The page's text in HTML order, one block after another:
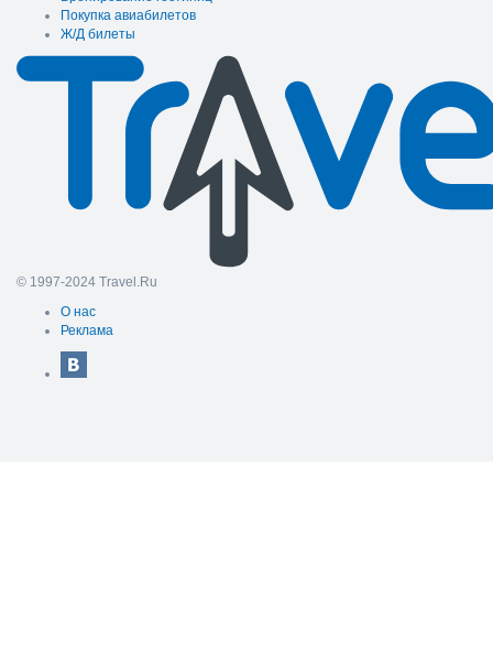
Покупка авиабилетов
Ж/Д билеты
© 1997-2024 Travel.Ru
О нас
Реклама